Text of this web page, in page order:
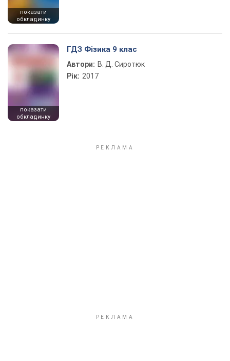
показати
обкладинку
показати
обкладинку
ГДЗ Фізика 9 клас
Автори: В. Д. Сиротюк
Рік: 2017